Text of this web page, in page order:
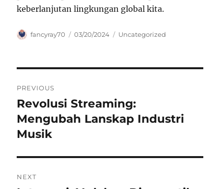
keberlanjutan lingkungan global kita.
Author
fancyray70
Posted
03/20/2024 Categories
Uncategorized
pos
PREVIOUS
Previous
post:
Revolusi Streaming:
Mengubah Lanskap Industri
Musik
NEXT